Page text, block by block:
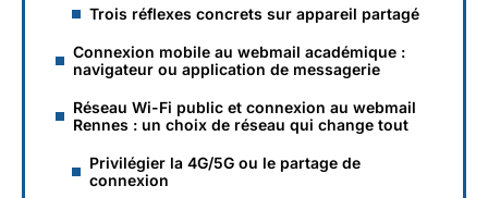
Trois réflexes concrets sur appareil partagé
Connexion mobile au webmail académique :
navigateur ou application de messagerie
Réseau Wi-Fi public et connexion au webmail
Rennes : un choix de réseau qui change tout
Privilégier la 4G/5G ou le partage de
connexion